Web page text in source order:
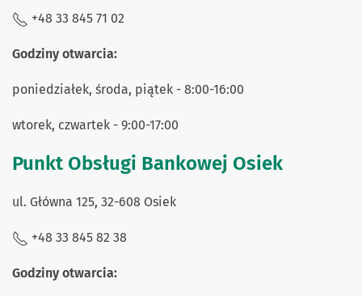
+48 33 845 71 02
Godziny otwarcia:
poniedziałek, środa, piątek - 8:00-16:00
wtorek, czwartek - 9:00-17:00
Punkt Obsługi Bankowej Osiek
ul. Główna 125, 32-608 Osiek
+48 33 845 82 38
Godziny otwarcia: